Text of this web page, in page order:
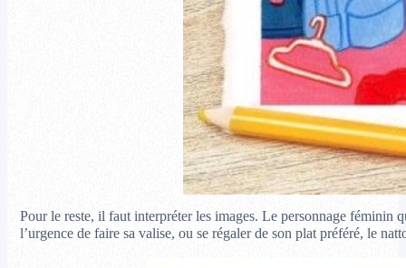
Pour le reste, il faut interpréter les images. Le personnage féminin
l’urgence de faire sa valise, ou se régaler de son plat préféré, le